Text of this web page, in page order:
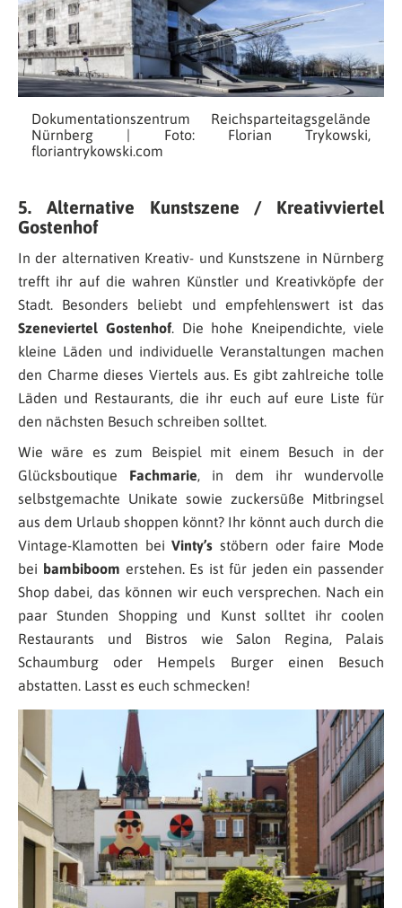
Dokumentationszentrum Reichsparteitagsgelände
Nürnberg | Foto: Florian Trykowski,
floriantrykowski.com
5. Alternative Kunstszene / Kreativviertel
Gostenhof
In der alternativen Kreativ- und Kunstszene in Nürnberg
trefft ihr auf die wahren Künstler und Kreativköpfe der
Stadt. Besonders beliebt und empfehlenswert ist das
Szeneviertel Gostenhof. Die hohe Kneipendichte, viele
kleine Läden und individuelle Veranstaltungen machen
den Charme dieses Viertels aus. Es gibt zahlreiche tolle
Läden und Restaurants, die ihr euch auf eure Liste für
den nächsten Besuch schreiben solltet.
Wie wäre es zum Beispiel mit einem Besuch in der
Glücksboutique Fachmarie, in dem ihr wundervolle
selbstgemachte Unikate sowie zuckersüße Mitbringsel
aus dem Urlaub shoppen könnt? Ihr könnt auch durch die
Vintage-Klamotten beiVinty’s stöbern oder faire Mode
bei bambiboom erstehen. Es ist für jeden ein passender
Shop dabei, das können wir euch versprechen. Nach ein
paar Stunden Shopping und Kunst solltet ihr coolen
Restaurants und Bistros wie Salon Regina, Palais
Schaumburg oder Hempels Burger einen Besuch
abstatten. Lasst es euch schmecken!